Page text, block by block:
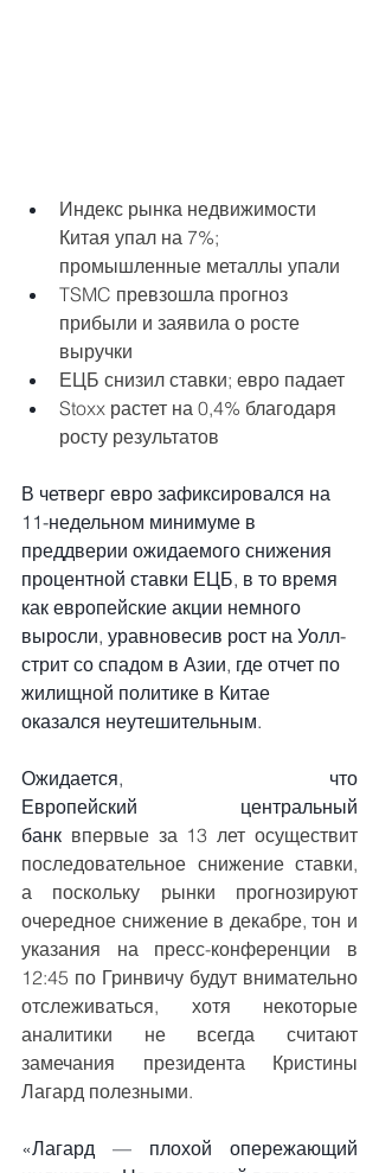
Индекс рынка недвижимости
Китая упал на 7%;
промышленные металлы упали
TSMC превзошла прогноз
прибыли и заявила о росте
выручки
ЕЦБ снизил ставки; евро падает
Stoxx растет на 0,4% благодаря
росту результатов
В четверг евро зафиксировался на
11-недельном минимуме в
преддверии ожидаемого снижения
процентной ставки ЕЦБ, в то время
как европейские акции немного
выросли, уравновесив рост на Уолл-
стрит со спадом в Азии, где отчет по
жилищной политике в Китае
оказался неутешительным.
Ожидается, что
Европейский
центральный
банк впервые за 13 лет осуществит
последовательное снижение ставки,
а поскольку рынки прогнозируют
очередное снижение в декабре, тон и
указания на пресс-конференции в
12:45 по Гринвичу будут внимательно
отслеживаться, хотя некоторые
аналитики не всегда считают
замечания президента Кристины
Лагард полезными.
«Лагард — плохой опережающий